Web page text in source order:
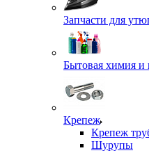
Запчасти для
Бытовая химия и
Крепеж
Крепеж
Шурупы